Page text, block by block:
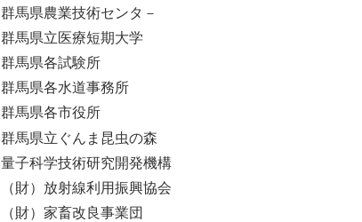
群馬県農業技術センタ－
群馬県立医療短期大学
群馬県各試験所
群馬県各水道事務所
群馬県各市役所
群馬県立ぐんま昆虫の森
量子科学技術研究開発機構
（財）放射線利用振興協会
（財）家畜改良事業団